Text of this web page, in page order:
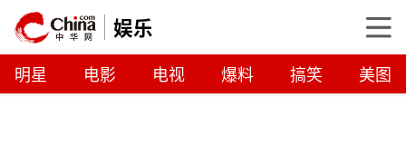
娱乐
明星 电影 电视 爆料 搞笑 美图